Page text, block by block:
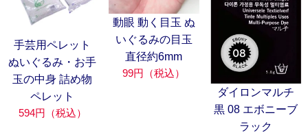
手芸用ペレット
ぬいぐるみ・お手
玉の中身 詰め物
ペレット
594円（税込）
動眼 動く目玉 ぬ
いぐるみの目玉
直径約6mm
99円（税込）
ダイロンマルチ
黒 08 エボニーブ
ラック